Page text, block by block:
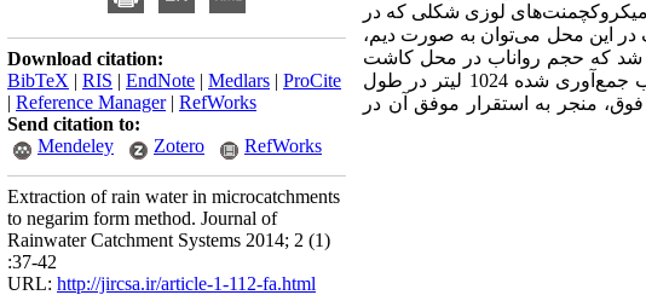
لوزی شکلی که در
در این محل می‌توان به صورت دیم،
شد که حجم رواناب در محل کاشت
نهال‌های زیتون 3 برابر میزان بارش سالانه منطقه (حدود 340 میلی‌متر) شود به طوری که روناب جمع‌آوری شده 1024 لیتر در طول
منجر به استقرار موفق آن در
Download citation:
BibTeX | RIS | EndNote | Medlars | ProCite
| Reference Manager| RefWorks
Send citation to:
Mendeley
Zotero RefWorks
Extraction of rain water in microcatchments
to negarim form method. Journal of
Rainwater Catchment Systems 2014; 2 (1)
:37-42
URL: http://jircsa.ir/article-1-112-fa.html